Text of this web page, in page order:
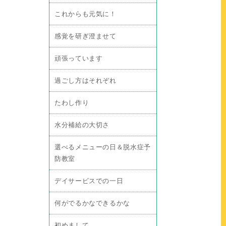
これからも元気に！
感覚を研ぎ澄ませて
頑張っています
過ごし方はそれぞれ
たわし作り
水分補給の大切さ
選べるメニューの日＆脱水症予
防教室
デイサービスでの一日
何がでるかなできるかな